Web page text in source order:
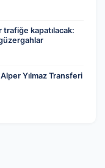
trafiğe kapatılacak:
Yılmaz Transferi